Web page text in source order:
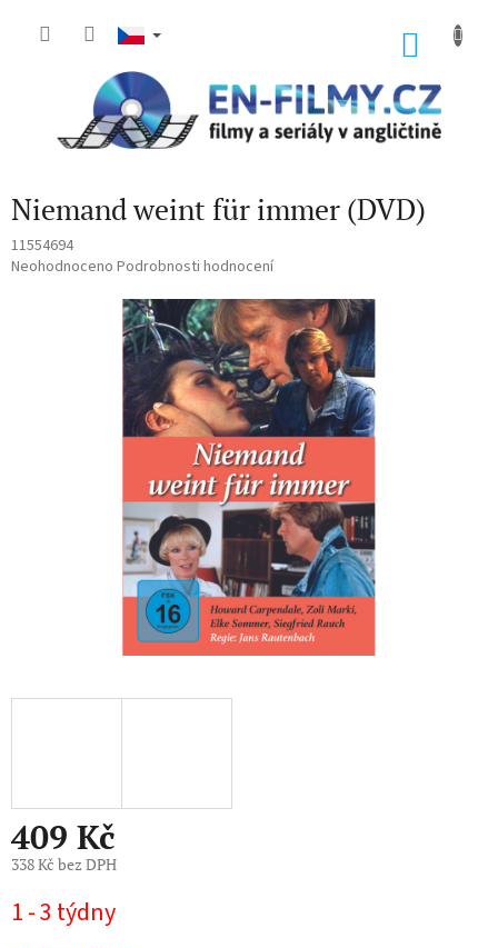
Niemand weint für immer (DVD)
11554694
Průměrné
Neohodnoceno Podrobnosti hodnocení
409 Kč
338 Kč bez DPH
cena:
1 - 3 týdny